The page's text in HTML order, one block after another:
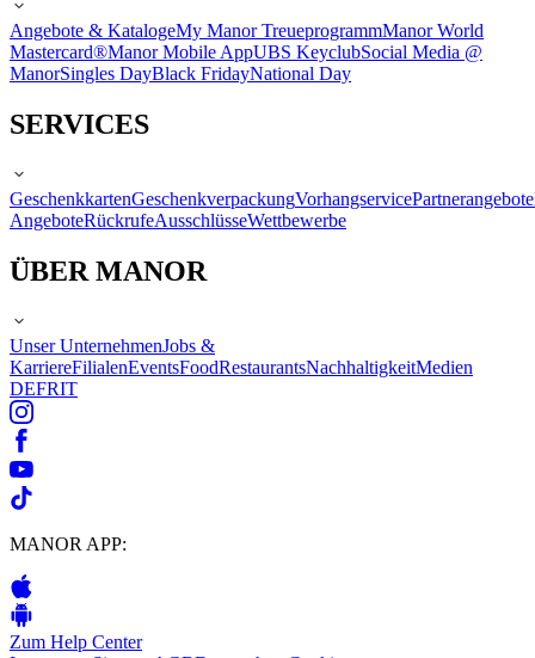
Angebote & KatalogeMy Manor TreueprogrammManor World
Mastercard®Manor Mobile AppUBS KeyclubSocial Media @
ManorSingles DayBlack FridayNational Day
SERVICES
GeschenkkartenGeschenkverpackungVorhangservicePartnerangebote
AngeboteRückrufeAusschlüsseWettbewerbe
ÜBER MANOR
Unser UnternehmenJobs &
KarriereFilialenEventsFoodRestaurantsNachhaltigkeitMedien
DEFRIT
MANOR APP:
Zum Help Center